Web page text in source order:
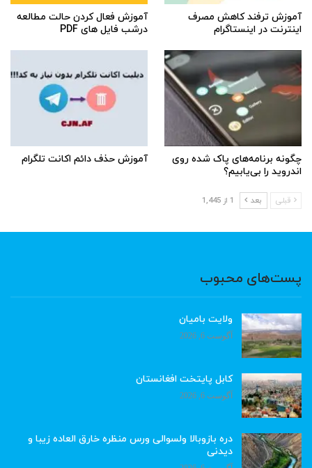
آموزش ترفند کاهش مصرف
اینترنت در اینستاگرام
آموزش فعال کردن حالت مطالعه
درشب فایل های PDF
چگونه برنامه‌های پاک شده روی
اندروید را بی‌یابیم؟
آموزش حذف دائم اکانت تلگرام
قبلی بعد 1 از 1,445
پست‌های محبوب
ولایت بامیان
آگوست 6, 2026
کابل پایتخت افغانستان
آگوست 6, 2026
دره بازوبالا ولسوالی ورس منظره خارق العاده زیبا و
دیدنی